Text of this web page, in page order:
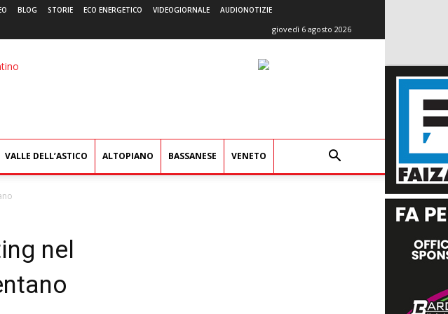
BLOG STORIE ECO ENERGETICO VIDEOGIORNALE AUDIONOTIZIE
giovedì 6 agosto 2026
VALLE DELL’ASTICO ALTOPIANO BASSANESE VENETO
nel